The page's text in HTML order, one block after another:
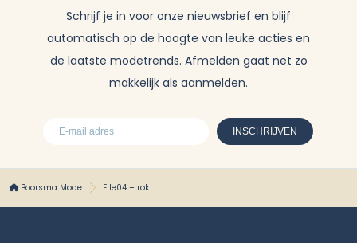
Schrijf je in voor onze nieuwsbrief en blijf
automatisch op de hoogte van leuke acties en
de laatste modetrends. Afmelden gaat net zo
makkelijk als aanmelden.
Boorsma Mode Elle04 – rok